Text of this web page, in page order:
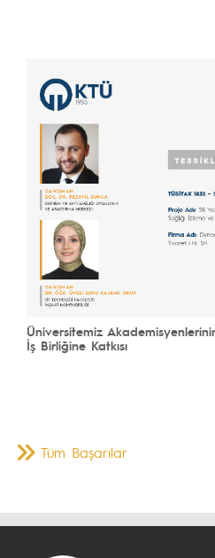
Üniversitemiz
İş Birliğine Katkısı
Tüm Başarılar